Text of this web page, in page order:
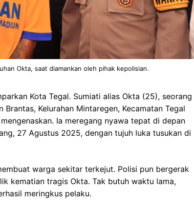
Okta, saat diamankan oleh pihak kepolisian.
Kota Tegal. Sumiati alias Okta (25), seorang
Kelurahan Mintaregen, Kecamatan Tegal
Ia meregang nyawa tepat di depan
27 Agustus 2025, dengan tujuh luka tusukan di
warga sekitar terkejut. Polisi pun bergerak
kematian tragis Okta. Tak butuh waktu lama,
meringkus pelaku.